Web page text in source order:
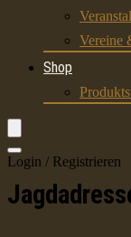
Vereine
Shop
Login / Registrieren